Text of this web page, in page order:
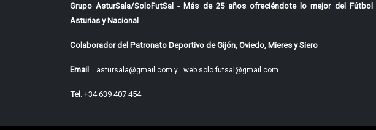
Grupo AsturSala/SoloFutSal - Más de 25 años ofreciéndote lo mejor del Fútbol
Asturias y Nacional
Colaborador del Patronato Deportivo de Gijón, Oviedo, Mieres y Siero
Email: astursala@gmail.com y web.solo.futsal@gmail.com
Tel: +34 639 407 454